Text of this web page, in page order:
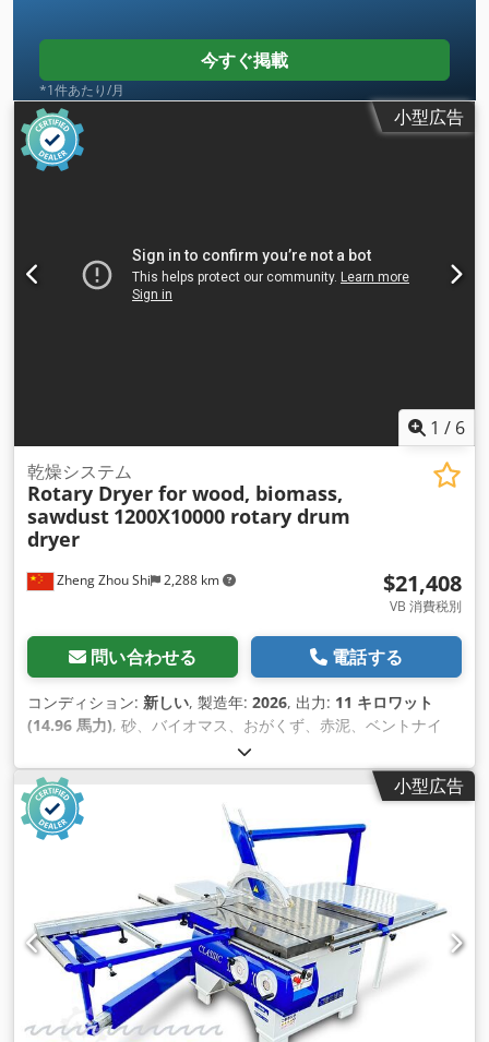
今すぐ掲載
*1件あたり/月
小型広告
1 / 6
Zheng Zhou Shi 2,288 km
乾燥システム
Rotary Dryer for wood, biomass,
sawdust 1200X10000 rotary drum
dryer
$21,408
VB 消費税別
問い合わせる 電話する
コンディション: 新しい, 製造年: 2026, 出力: 11 キロワット
(14.96 馬力), 砂、バイオマス、おがくず、赤泥、ベントナイ
ト、石炭など、さまざまな材料を乾燥するための回転ドラム乾
燥機 直径: 1200mm 長さ: 10000mm Dcedpfjq Igyvox Ahbjk
電力: 11-13KW 勾配: 3% 容量: 1.5-3 t/h 重量: 14トン このモデ
ルのほかに、1500x12000mm、2400x20000mmの回転ドラム
乾燥機のモデルや、さまざまな材料用の完全な乾燥 システムも
取り揃えています。詳細についてはお問い合わせください 当社
の工場では、お客様の特定の要件に応じて適切なソリューショ
ンを設計できます。 回転ドラム乾燥機は、木材チップ、おがく
ず、バイオマスの処理に広く使用されている高効率の機械で
す。回転ドラムを利用して動作し、シリ ンダー内を移動する材
料を加熱して乾燥させます。これらの乾燥機の設計により、幅
広い粒子サイズと水分レベルに対応できるため、さまざまな 種
類のバイオマスに適しています。また、高温の排気ガスにも耐
小型広告